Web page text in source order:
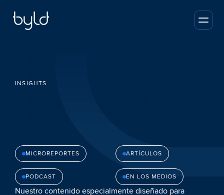
INSIGHTS
Bienvenido
a Blynk
MICROREPORTES ARTÍCULOS
PODCAST EN LOS MEDIOS
Nuestro contenido especialmente diseñado para